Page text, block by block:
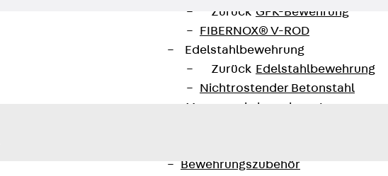
Zurück GFK-Bewehrung
FIBERNOX® V-ROD
Edelstahlbewehrung
Zurück Edelstahlbewehrung
Nichtrostender Betonstahl
Mauerwerksbewehrung
Bewehrungszubehör